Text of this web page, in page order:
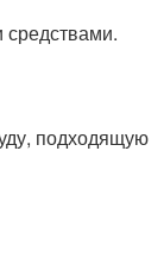
средствами.
подходящую